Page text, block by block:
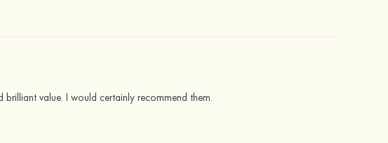
value. I would certainly recommend them.